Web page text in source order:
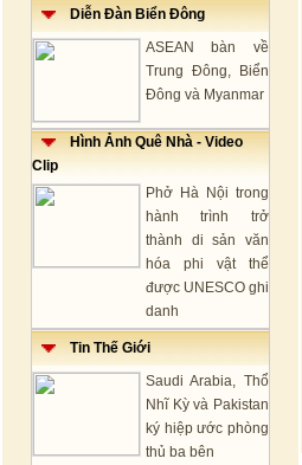
Diễn Đàn Biển Đông
ASEAN bàn về
Trung Đông, Biển
Đông và Myanmar
Hình Ảnh Quê Nhà - Video
Clip
Phở Hà Nội trong
hành trình trở
thành di sản văn
hóa phi vật thể
được UNESCO ghi
danh
Tin Thế Giới
Saudi Arabia, Thổ
Nhĩ Kỳ và Pakistan
ký hiệp ước phòng
thủ ba bên